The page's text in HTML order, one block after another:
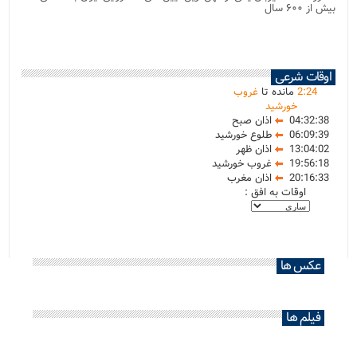
بیش از ۶۰۰ سال
اوقات شرعی
2:24 مانده تاغروب
خورشید
04:32:38
اذان صبح
06:09:39
طلوع خورشید
13:04:02
اذان ظهر
19:56:18
غروب خورشید
20:16:33
اذان مغرب
اوقات به افق :
عکس ها
فیلم ها